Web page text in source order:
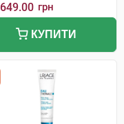
649.00 грн
КУПИТИ